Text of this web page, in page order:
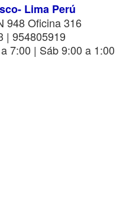
Lima Perú
948 Oficina 316
| 954805919
7:00 | Sáb 9:00 a 1:00